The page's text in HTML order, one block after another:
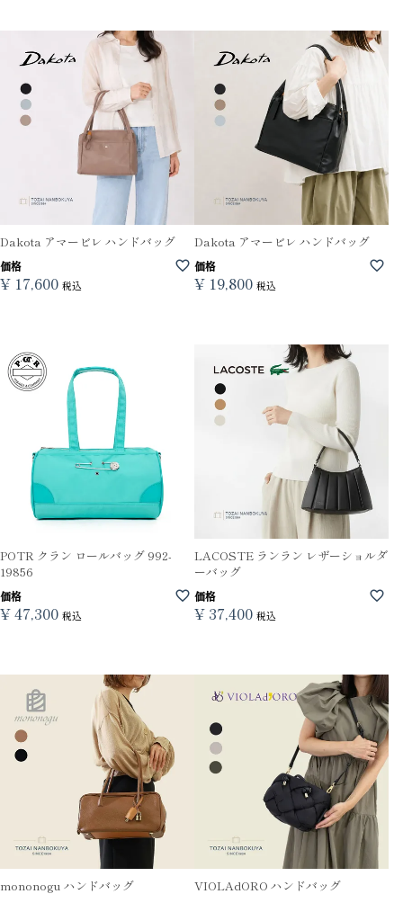
Dakota アマービレ ハンドバッグ
価格
¥ 17,600 税込
Dakota アマービレ ハンドバッグ
価格
¥ 19,800 税込
POTR クラン ロールバッグ 992-
19856
価格
¥47,300 税込
LACOSTE ランラン レザーショルダ
ーバッグ
価格
¥ 37,400 税込
mononogu ハンドバッグ VIOLAdORO ハンドバッグ